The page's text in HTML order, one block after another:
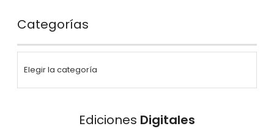
Categorías
Ediciones Digitales